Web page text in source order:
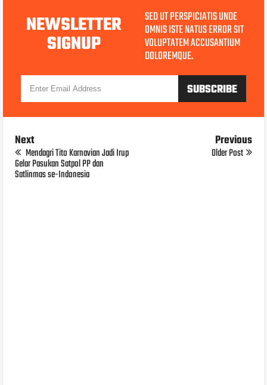
NEWSLETTER
SIGNUP
SED UT PERSPICIATIS UNDE
OMNIS ISTE NATUS ERROR SIT
VOLUPTATEM ACCUSANTIUM
DOLOREMQUE.
Next
Mendagri Tito Karnavian Jadi Irup
Gelar Pasukan Satpol PP dan
Satlinmas se-Indonesia
Previous
Older Post